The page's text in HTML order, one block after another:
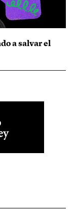
a salvar el